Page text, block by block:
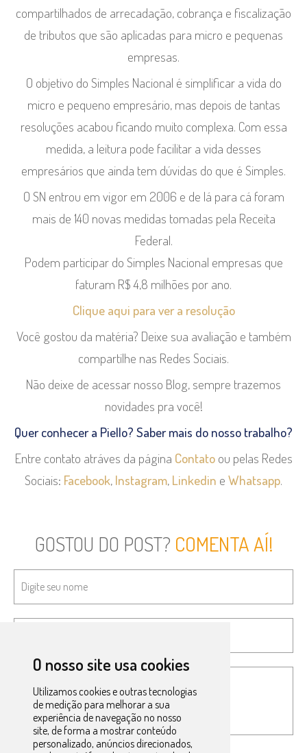
O nosso site usa cookies
Utilizamos cookies e outras tecnologias
de medição para melhorar a sua
experiência de navegação no nosso
site, de forma a mostrar conteúdo
personalizado, anúncios direcionados,
compartilhados de arrecadação, cobrança e fiscalização
de tributos que são aplicadas para micro e pequenas
empresas.
O objetivo do Simples Nacional é simplificar a vida do
micro e pequeno empresário, mas depois de tantas
resoluções acabou ficando muito complexa. Com essa
medida, a leitura pode facilitar a vida desses
empresários que ainda tem dúvidas do que é Simples.
O SN entrou em vigor em 2006 e de lá para cá foram
mais de 140 novas medidas tomadas pela Receita
Federal.
Podem participar do Simples Nacional empresas que
faturam R$ 4,8 milhões por ano.
Clique aqui para ver a resolução
Você gostou da matéria? Deixe sua avaliação e também
compartilhe nas Redes Sociais.
Não deixe de acessar nosso Blog, sempre trazemos
novidades pra você!
Quer conhecer a Piello? Saber mais do nosso trabalho?
Entre contato atráves da página Contatoou pelas Redes
Sociais: Facebook, Instagram, Linkedin e Whatsapp.
GOSTOU DO POST? COMENTA AÍ!